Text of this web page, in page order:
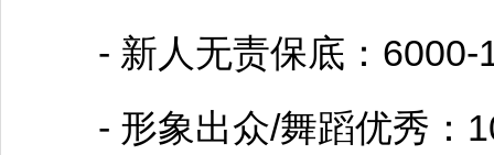
- 新人无责保底：6000-
- 形象出众/舞蹈优秀：